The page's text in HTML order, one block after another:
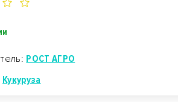
РОСТ АГРО
Кукуруза